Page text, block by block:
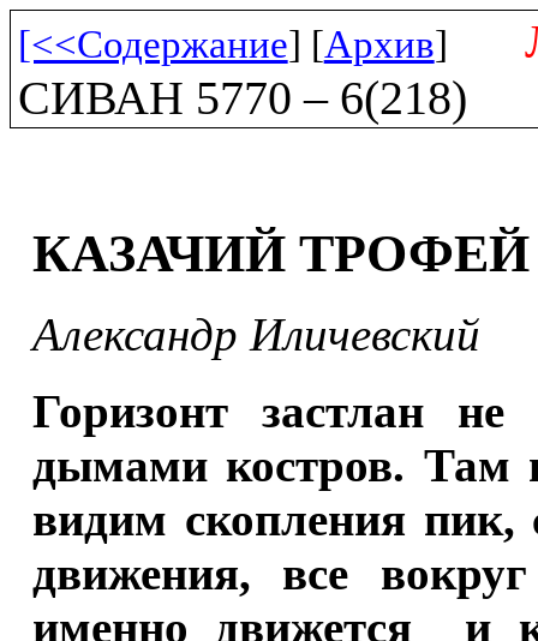
[<<Содержание] [Архив]
СИВАН 5770 – 6(218)
КАЗАЧИЙ ТРОФЕЙ
Александр Иличевский
Горизонт застлан
дымами костров. Там
видим скопления пик,
движения, все
именно движется и